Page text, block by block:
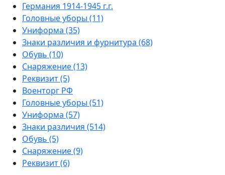
Германия 1914-1945 г.г.
Головные уборы (11)
Униформа (35)
Знаки различия и фурнитура (68)
Обувь (10)
Снаряжение (13)
Реквизит (5)
Военторг РФ
Головные уборы (51)
Униформа (57)
Знаки различия (514)
Обувь (5)
Снаряжение (9)
Реквизит (6)